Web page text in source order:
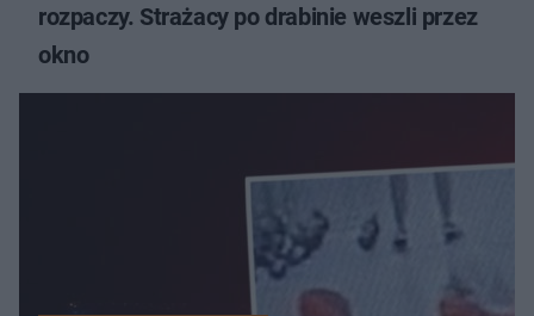
rozpaczy. Strażacy po drabinie weszli przez
okno